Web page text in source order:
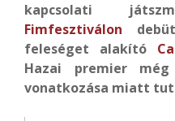
kapcsolati
Fimfesztiválon
feleséget alakító
Hazai premier
vonatkozása miatt